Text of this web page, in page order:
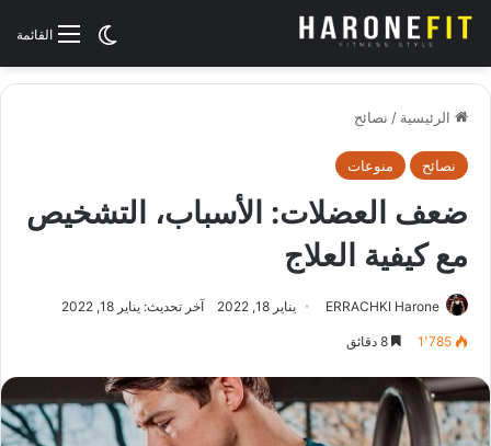
القائمةالوضع
الرئيسية / نصائح
نصائح منوعات
ضعف العضلات: الأسباب، التشخيص
مع كيفية العلاج
ERRACHKI Harone يناير 18, 2022 آخر تحديث: يناير 18, 2022
1٬785